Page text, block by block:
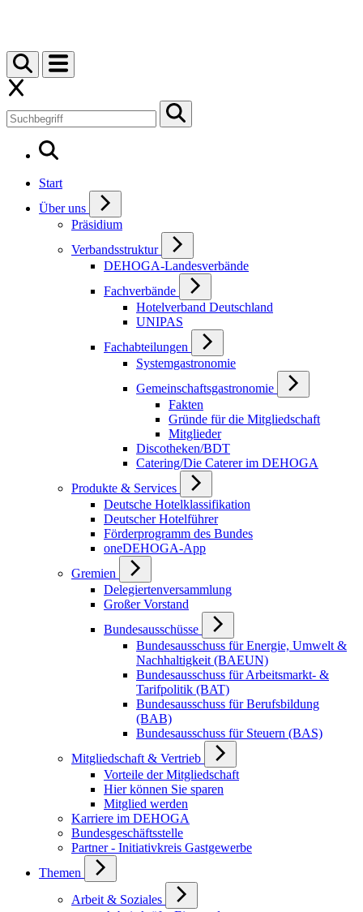
Start
Über uns
Präsidium
Verbandsstruktur
DEHOGA-Landesverbände
Fachverbände
Hotelverband Deutschland
UNIPAS
Fachabteilungen
Systemgastronomie
Gemeinschaftsgastronomie
Fakten
Gründe für die Mitgliedschaft
Mitglieder
Discotheken/BDT
Catering/Die Caterer im DEHOGA
Produkte & Services
Deutsche Hotelklassifikation
Deutscher Hotelführer
Förderprogramm des Bundes
oneDEHOGA-App
Gremien
Delegiertenversammlung
Großer Vorstand
Bundesausschüsse
Bundesausschuss für Energie, Umwelt &
Nachhaltigkeit (BAEUN)
Bundesausschuss für Arbeitsmarkt- &
Tarifpolitik (BAT)
Bundesausschuss für Berufsbildung
(BAB)
Bundesausschuss für Steuern (BAS)
Mitgliedschaft & Vertrieb
Vorteile der Mitgliedschaft
Hier können Sie sparen
Mitglied werden
Karriere im DEHOGA
Bundesgeschäftsstelle
Partner - Initiativkreis Gastgewerbe
Themen
Arbeit & Soziales